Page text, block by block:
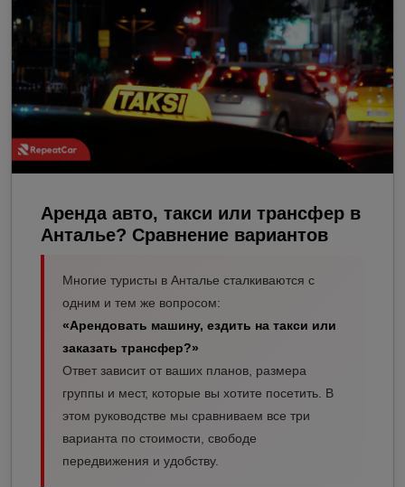
Аренда авто, такси или трансфер в
Анталье? Сравнение вариантов
Многие туристы в Анталье сталкиваются с
одним и тем же вопросом:
«Арендовать машину, ездить на такси или
заказать трансфер?»
Ответ зависит от ваших планов, размера
группы и мест, которые вы хотите посетить. В
этом руководстве мы сравниваем все три
варианта по стоимости, свободе
передвижения и удобству.